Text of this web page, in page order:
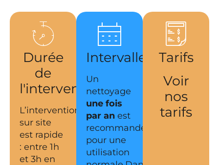
Durée
de
l'intervention
L’intervention
sur site
est rapide
: entre 1h
et 3h en
Intervalles
Un
nettoyage
une fois
par an est
recommandé
pour une
utilisation
Tarifs
Voir
nos
tarifs